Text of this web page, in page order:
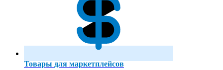
Товары для маркетплейсов